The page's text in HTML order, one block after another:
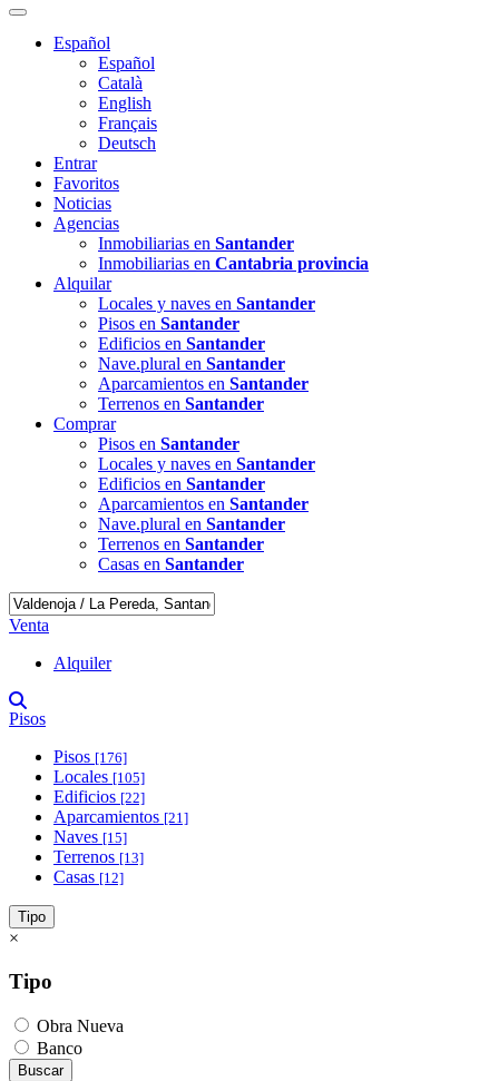
Español
Español
Català
English
Français
Deutsch
Entrar
Favoritos
Noticias
Agencias
Inmobiliarias en Santander
Inmobiliarias en Cantabria provincia
Alquilar
Locales y naves en Santander
Pisos en Santander
Edificios en Santander
Nave.plural en Santander
Aparcamientos en Santander
Terrenos en Santander
Comprar
Pisos en Santander
Locales y naves en Santander
Edificios en Santander
Aparcamientos en Santander
Nave.plural en Santander
Terrenos en Santander
Casas en Santander
Venta
Alquiler
Pisos
Pisos [176]
Locales [105]
Edificios [22]
Aparcamientos [21]
Naves [15]
Terrenos [13]
Casas [12]
Tipo
×
Tipo
Obra Nueva
Banco
Buscar